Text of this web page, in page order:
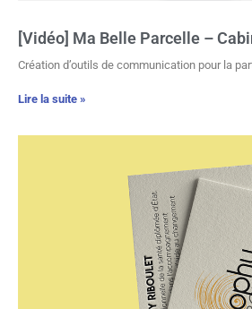
[Vidéo] Ma Belle Parcelle –
Création d’outils de communication pour la
Lire la suite »